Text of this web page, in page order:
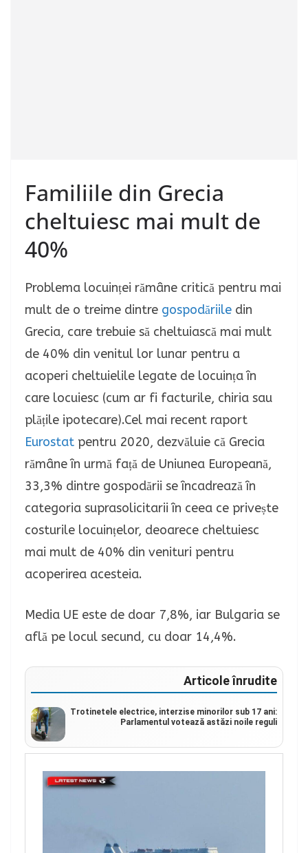
Familiile din Grecia
cheltuiesc mai mult de
40%
Problema locuinței rămâne critică pentru mai
mult de o treime dintre gospodăriile din
Grecia, care trebuie să cheltuiască mai mult
de 40% din venitul lor lunar pentru a
acoperi cheltuielile legate de locuința în
care locuiesc (cum ar fi facturile, chiria sau
plățile ipotecare).Cel mai recent raport
Eurostat pentru 2020, dezvăluie că Grecia
rămâne în urmă față de Uniunea Europeană,
33,3% dintre gospodării se încadrează în
categoria suprasolicitarii în ceea ce privește
costurile locuințelor, deoarece cheltuiesc
mai mult de 40% din venituri pentru
acoperirea acesteia.
Media UE este de doar 7,8%, iar Bulgaria se
află pe locul secund, cu doar 14,4%.
Articole înrudite
Trotinetele electrice, interzise minorilor sub 17 ani:
Parlamentul votează astăzi noile reguli